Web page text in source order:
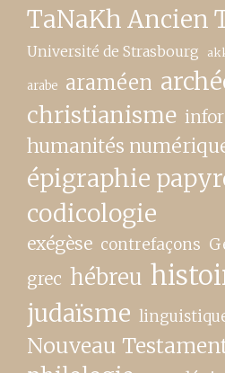
TaNaKh Ancien
Université de Strasbourg
arabe araméen
christianisme
humanités
épigraphie
codicologie
exégèse contrefaçons
grec hébreu
judaïsme
Nouveau